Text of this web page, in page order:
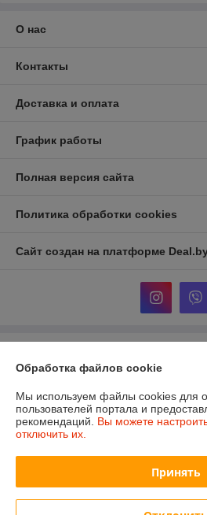
О нас
Контакты
Доставка и оплата
График работы
Полная версия сайта
Политика обработки cookies
Сайт создан на платформе
г. Минск, ул. Тимирязева, д. 114, корпус 8,
Регистрационный номер ЕГР: 193839904
Регистрационный орган: Минский
Обработка файлов cookie
Мы используем файлы cookies для
пользователей портала и
рекомендаций. Вы можете
отключить их.
Принять